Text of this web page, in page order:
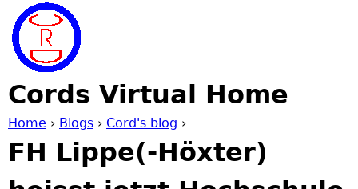
Cords Virtual Home
Y
Home › Blogs › Cord's blog ›
FH Lippe(-Höxter)